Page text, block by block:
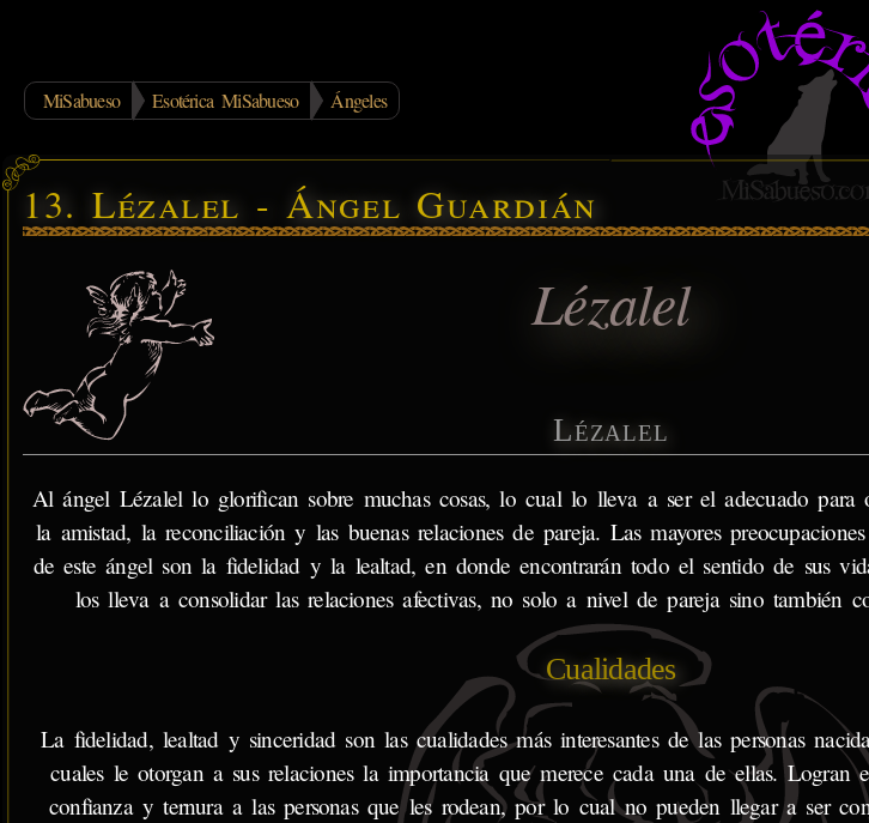
MiSabueso Esotérica MiSabueso Ángeles
13. Lézalel - Ángel Guardián
Lézalel
Lézalel
Al ángel Lézalel lo glorifican sobre muchas cosas, lo cual lo lleva a ser el adecuado para
la amistad, la reconciliación y las buenas relaciones de pareja. Las mayores
de este ángel son la fidelidad y la lealtad, en donde encontrarán todo el sentido de sus
los lleva a consolidar las relaciones afectivas, no solo a nivel de pareja sino también
Cualidades
La fidelidad, lealtad y sinceridad son las cualidades más interesantes de las personas
cuales le otorgan a sus relaciones la importancia que merece cada una de ellas. Logran
confianza y ternura a las personas que les rodean, por lo cual no pueden llegar a ser